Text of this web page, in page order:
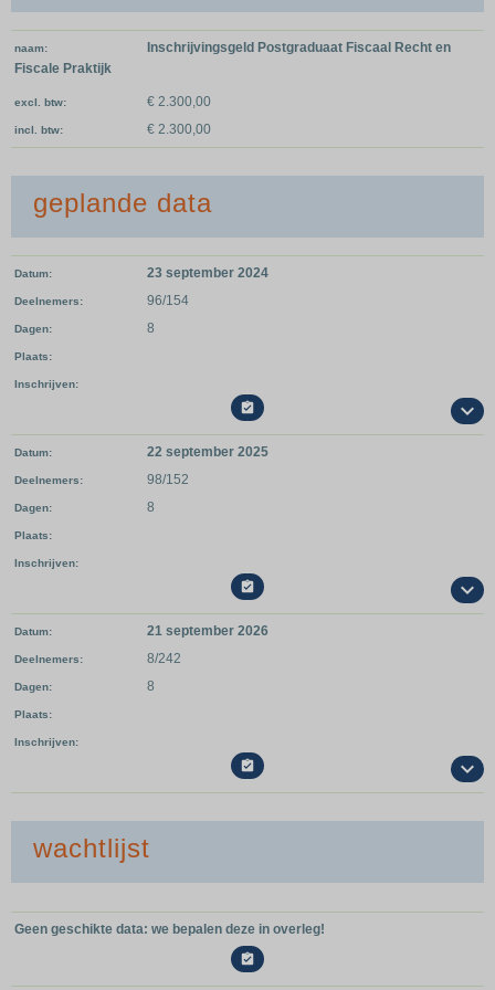
naam
Inschrijvingsgeld Postgraduaat Fiscaal Recht en
Fiscale Praktijk
excl. btw € 2.300,00
incl. btw € 2.300,00
geplande data
Datum 23 september 2024
Deelnemers 96/154
Dagen 8
Plaats
Inschrijven

Datum 22 september 2025
Deelnemers 98/152
Dagen 8
Plaats
Inschrijven

Datum 21 september 2026
Deelnemers 8/242
Dagen 8
Plaats
Inschrijven

wachtlijst
Geen geschikte data: we bepalen deze in overleg!
